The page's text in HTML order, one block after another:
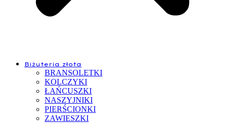
Biżuteria złota
BRANSOLETKI
KOLCZYKI
ŁAŃCUSZKI
NASZYJNIKI
PIERŚCIONKI
ZAWIESZKI